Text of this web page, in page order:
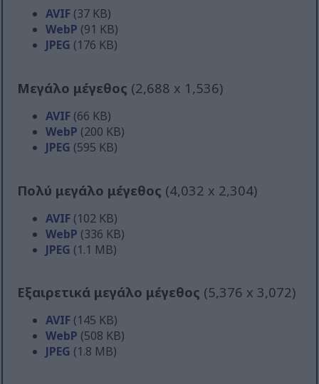
AVIF (37 KB)
WebP (91 KB)
JPEG (176 KB)
Μεγάλο μέγεθος (2,688 x 1,536)
AVIF (66 KB)
WebP (200 KB)
JPEG (595 KB)
Πολύ μεγάλο μέγεθος (4,032 x 2,304)
AVIF (102 KB)
WebP (336 KB)
JPEG (1.1 MB)
Εξαιρετικά μεγάλο μέγεθος (5,376 x 3,072)
AVIF (145 KB)
WebP (508 KB)
JPEG (1.8 MB)